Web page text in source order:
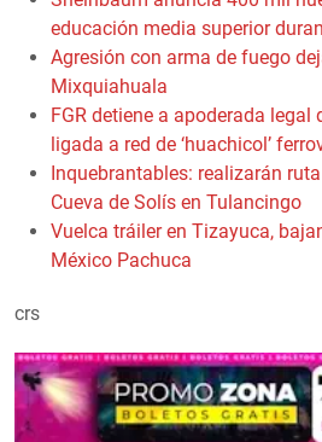
educación media superior
Agresión con arma de fuego
Mixquiahuala
FGR detiene a apoderada legal
ligada a red de ‘huachicol’
Inquebrantables: realizarán
Cueva de Solís en Tulancingo
Vuelca tráiler en Tizayuca,
México Pachuca
crs